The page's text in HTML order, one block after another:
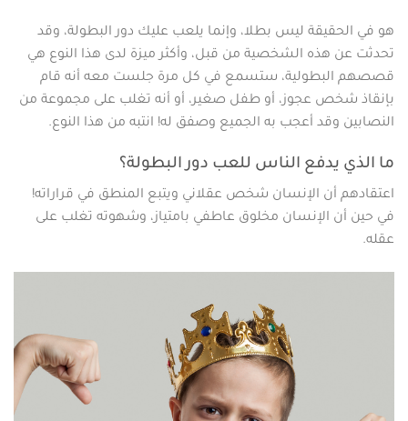
هو في الحقيقة ليس بطلا، وإنما يلعب عليك دور البطولة، وقد
تحدثت عن هذه الشخصية من قبل، وأكثر ميزة لدى هذا النوع هي
قصصهم البطولية، ستسمع في كل مرة جلست معه أنه قام
بإنقاذ شخص عجوز، أو طفل صغير، أو أنه تغلب على مجموعة من
النصابين وقد أعجب به الجميع وصفق له! انتبه من هذا النوع.
ما الذي يدفع الناس للعب دور البطولة؟
اعتقادهم أن الإنسان شخص عقلاني ويتبع المنطق في قراراته!
في حين أن الإنسان مخلوق عاطفي بامتياز، وشهوته تغلب على
عقله.